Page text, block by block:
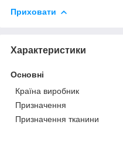
Приховати
Характеристики
Основні
Країна виробник
Призначення
Призначення тканини